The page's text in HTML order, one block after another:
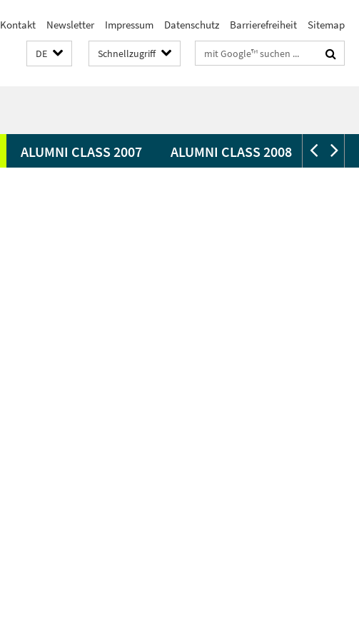
Kontakt Newsletter Impressum Datenschutz Barrierefreiheit Sitemap
DE Schnellzugriff Suchbegriffe
ALUMNI CLASS 2007 ALUMNI CLASS 2008